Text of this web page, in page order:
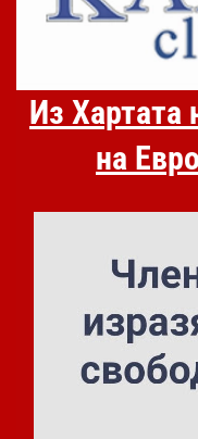
Из Хартата
на